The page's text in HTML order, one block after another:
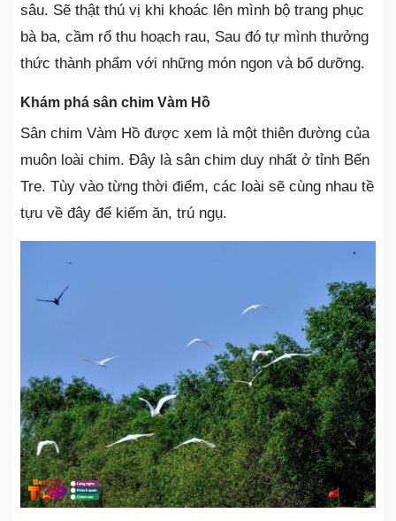
sâu. Sẽ thật thú vị khi khoác lên mình bộ trang phục
bà ba, cầm rổ thu hoạch rau, Sau đó tự mình thưởng
thức thành phẩm với những món ngon và bổ dưỡng.
Khám phá sân chim Vàm Hồ
Sân chim Vàm Hồ được xem là một thiên đường của
muôn loài chim. Đây là sân chim duy nhất ở tỉnh Bến
Tre. Tùy vào từng thời điểm, các loài sẽ cùng nhau tề
tựu về đây để kiếm ăn, trú ngụ.